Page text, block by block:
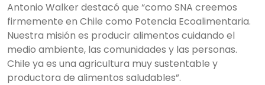
Antonio Walker destacó que “como SNA creemos
firmemente en Chile como Potencia Ecoalimentaria.
Nuestra misión es producir alimentos cuidando el
medio ambiente, las comunidades y las personas.
Chile ya es una agricultura muy sustentable y
productora de alimentos saludables”.